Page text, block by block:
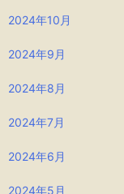
2024年10月
2024年9月
2024年8月
2024年7月
2024年6月
2024年5月